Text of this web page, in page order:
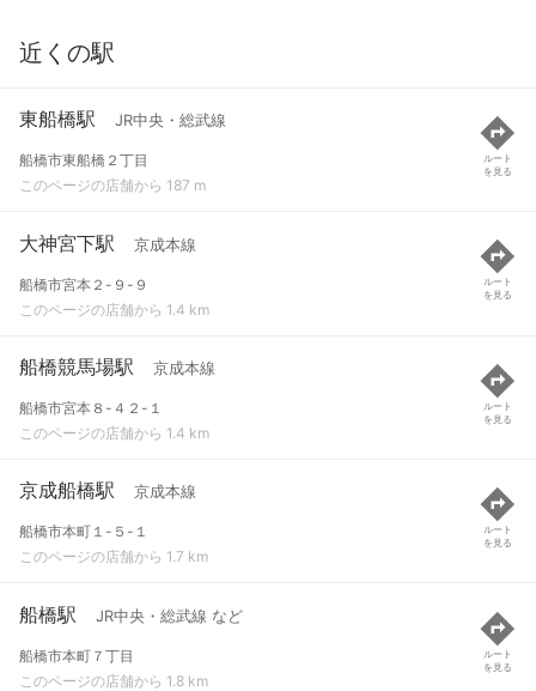
近くの駅
東船橋駅 JR中央・総武線
船橋市東船橋２丁目
このページの店舗から 187 m
ルート
を見る
大神宮下駅 京成本線
船橋市宮本２-９-９
このページの店舗から 1.4 km
ルート
を見る
船橋競馬場駅 京成本線
船橋市宮本８-４２-１
このページの店舗から 1.4 km
ルート
を見る
京成船橋駅 京成本線
船橋市本町１-５-１
このページの店舗から 1.7 km
ルート
を見る
船橋駅 JR中央・総武線 など
船橋市本町７丁目
このページの店舗から 1.8 km
ルート
を見る